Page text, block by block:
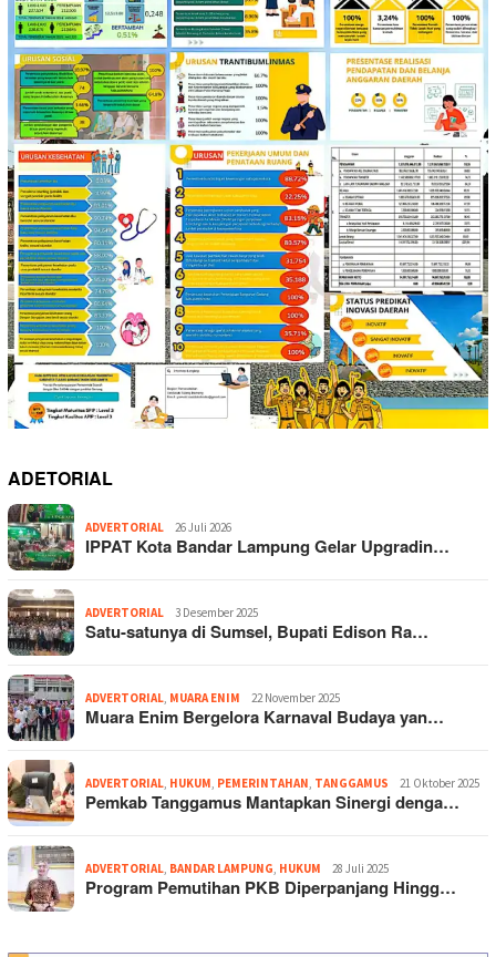
ADETORIAL
ADVERTORIAL 26 Juli 2026
IPPAT Kota Bandar Lampung Gelar Upgradin…
ADVERTORIAL 3 Desember 2025
Satu-satunya di Sumsel, Bupati Edison Ra…
ADVERTORIAL MUARA ENIM 22 November 2025
Muara Enim Bergelora Karnaval Budaya yan…
ADVERTORIAL HUKUM PEMERINTAHAN TANGGAMUS 21 Oktober 2025
Pemkab Tanggamus Mantapkan Sinergi denga…
ADVERTORIAL BANDAR LAMPUNG HUKUM 28 Juli 2025
Program Pemutihan PKB Diperpanjang Hingg…